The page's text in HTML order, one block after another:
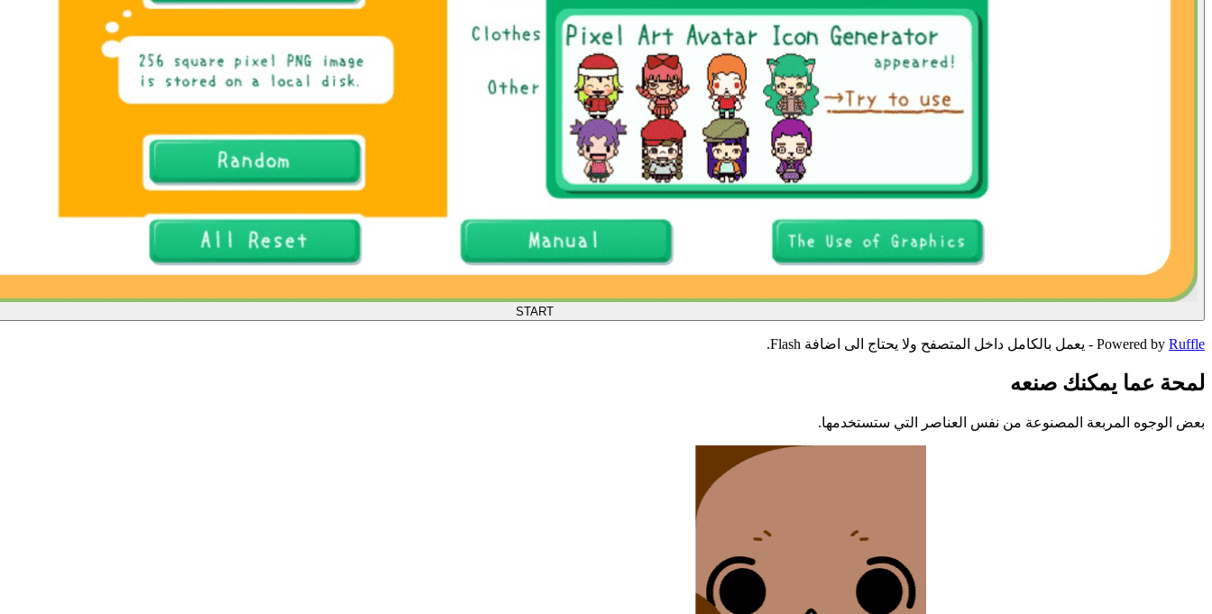
START
Powered by Ruffle
- يعمل بالكامل داخل المتصفح ولا يحتاج الى اضافة Flash.
لمحة عما يمكنك صنعه
بعض الوجوه المربعة المصنوعة من نفس العناصر التي ستستخدمها.